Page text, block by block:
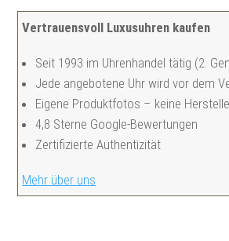
Vertrauensvoll Luxusuhren kaufen
Seit 1993 im Uhrenhandel tätig (2.
Jede angebotene Uhr wird vor dem
Eigene Produktfotos – keine
4,8 Sterne Google-Bewertungen
Zertifizierte Authentizität
Mehr über uns